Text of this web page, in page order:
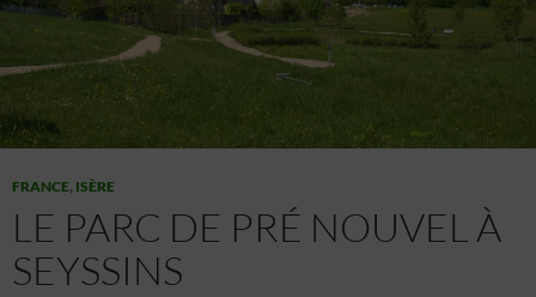
FRANCE, ISÈRE
LE PARC DE PRÉ NOUVEL À
SEYSSINS